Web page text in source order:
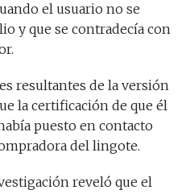
el usuario no se
y que se contradecía con
resultantes de la versión
la certificación de que él
puesto en contacto
del lingote.
reveló que el